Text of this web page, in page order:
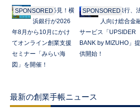
SPONSORED起業家必見！横
浜銀行が2026
年8月から10月にかけ
てオンライン創業支援
セミナー「みらい海
図」を開催！
SPONSORED
みずほ銀行、
人向け総合金
サービス「UPSIDER
BANK by MIZUHO」提
供開始！
最新の創業手帳ニュース